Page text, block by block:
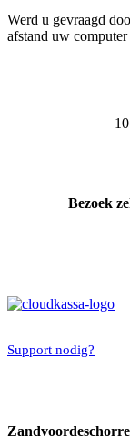
Werd u gevraagd
afstand uw
Bezoek
Support nodig?